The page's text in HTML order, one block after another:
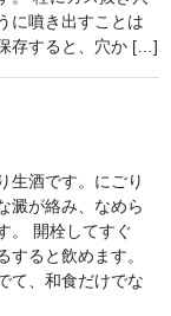
伊賀市）
）
宇陀市）
に噴き出すことは
存すると、穴か […]
生酒です。にごり
澱が絡み、なめら
。 開栓してすぐ
すると飲めます。
て、和食だけでな